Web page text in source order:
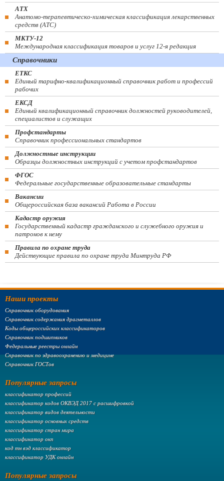
АТХ
Анатомо-терапевтическо-химическая классификация лекарственных
средств (ATC)
МКТУ-12
Международная классификация товаров и услуг 12-я редакция
Справочники
ЕТКС
Единый тарифно-квалификационный справочник работ и профессий
рабочих
ЕКСД
Единый квалификационный справочник должностей руководителей,
специалистов и служащих
Профстандарты
Справочник профессиональных стандартов
Должностные инструкции
Образцы должностных инструкций с учетом профстандартов
ФГОС
Федеральные государственные образовательные стандарты
Вакансии
Общероссийская база вакансий Работа в России
Кадастр оружия
Государственный кадастр гражданского и служебного оружия и
патронов к нему
Правила по охране труда
Действующие правила по охране труда Минтруда РФ
Наши проекты
Справочник оборудования
Справочник содержания драгметаллов
Коды общероссийских классификаторов
Справочник подшипников
Федеральные реестры онлайн
Справочник по здравоохранению и медицине
Справочник ГОСТов
Популярные запросы
классификатор профессий
классификатор кодов ОКВЭД 2017 с расшифровкой
классификатор видов деятельности
классификатор основных средств
классификатор стран мира
классификатор окп
код тн вэд классификатор
классификатор УДК онлайн
Популярные запросы